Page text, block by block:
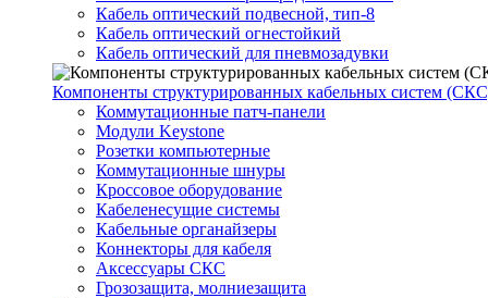
Кабель оптический подвесной, тип-8
Кабель оптический огнестойкий
Кабель оптический для пневмозадувки
Компоненты структурированных кабельных систем
Коммутационные патч-панели
Модули Keystone
Розетки компьютерные
Коммутационные шнуры
Кроссовое оборудование
Кабеленесущие системы
Кабельные органайзеры
Коннекторы для кабеля
Аксессуары СКС
Грозозащита, молниезащита